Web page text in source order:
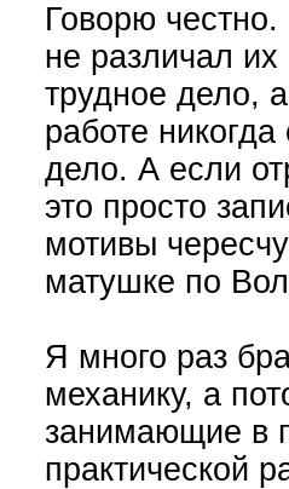
Говорю
не различал их
трудное дело,
работе
дело. А если
это просто
мотивы
матушке по
Я много раз
механику, а
занимающие в
практической